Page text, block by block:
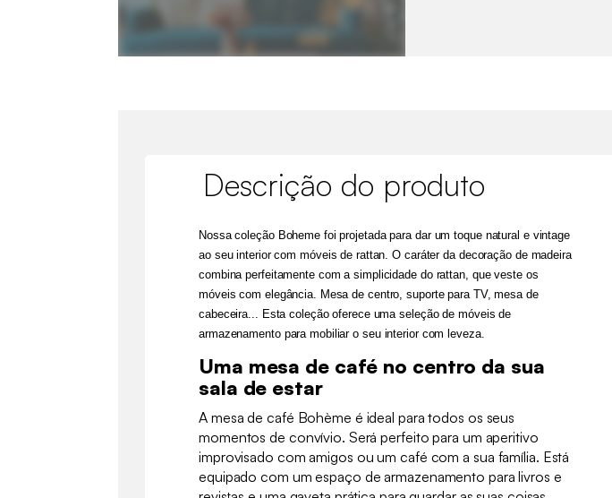
Descrição do produto
Nossa coleção Boheme foi projetada para dar um toque natural e vintage
ao seu interior com móveis de rattan. O caráter da decoração de madeira
combina perfeitamente com a simplicidade do rattan, que veste os
móveis com elegância. Mesa de centro, suporte para TV, mesa de
cabeceira... Esta coleção oferece uma seleção de móveis de
armazenamento para mobiliar o seu interior com leveza.
Uma mesa de café no centro da sua
sala de estar
A mesa de café Bohème é ideal para todos os seus
momentos de convívio. Será perfeito para um aperitivo
improvisado com amigos ou um café com a sua família. Está
equipado com um espaço de armazenamento para livros e